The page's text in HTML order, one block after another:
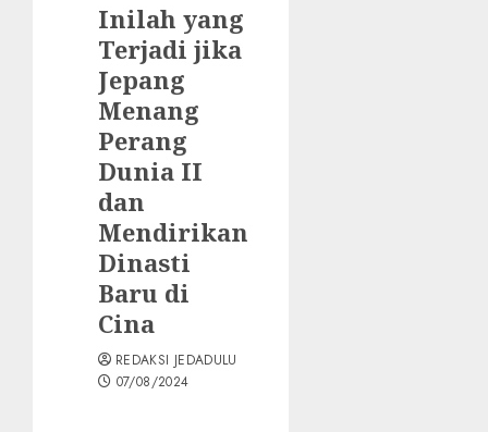
Inilah yang
Terjadi jika
Jepang
Menang
Perang
Dunia II
dan
Mendirikan
Dinasti
Baru di
Cina
REDAKSI JEDADULU
07/08/2024